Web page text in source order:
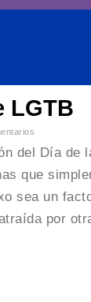
LGTB
del Día de
que
sea un
por